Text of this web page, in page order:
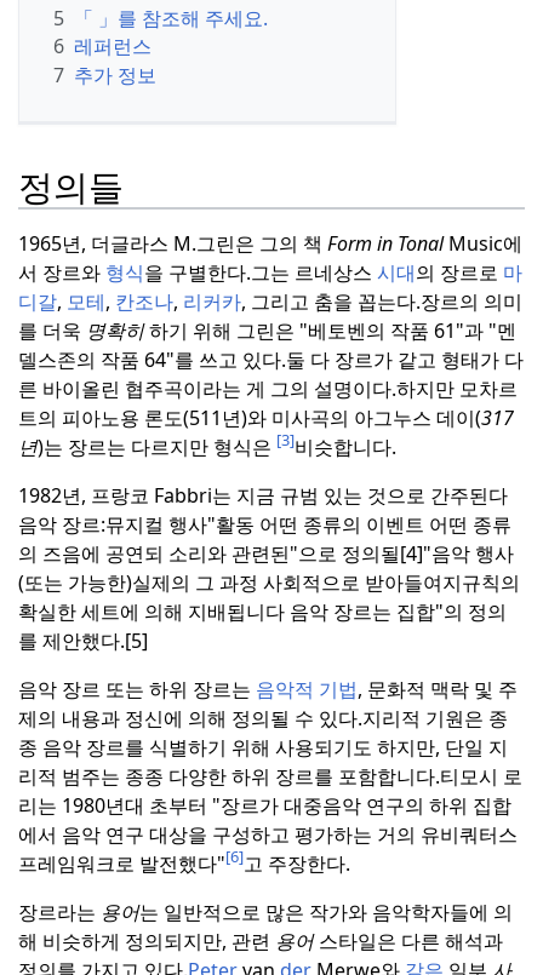
5
「 」를 참조해 주세요.
6 레퍼런스
7 추가 정보
정의들
1965년, 더글라스 M.그린은 그의 책 Form in TonalMusic에
서 장르와 형식을 구별한다.그는 르네상스 시대의 장르로 마
디갈, 모테, 칸조나, 리커카, 그리고 춤을 꼽는다.장르의 의미
를 더욱 명확히하기 위해 그린은 "베토벤의 작품 61"과 "멘
델스존의 작품 64"를 쓰고 있다.둘 다 장르가 같고 형태가 다
른 바이올린 협주곡이라는 게 그의 설명이다.하지만 모차르
트의 피아노용 론도(511년)와 미사곡의 아그누스 데이(317
년)는 장르는 다르지만 형식은 [3]비슷합니다.
1982년, 프랑코 Fabbri는 지금 규범 있는 것으로 간주된다
음악 장르:뮤지컬 행사"활동 어떤 종류의 이벤트 어떤 종류
의 즈음에 공연되 소리와 관련된"으로 정의될[4]"음악 행사
(또는 가능한)실제의 그 과정 사회적으로 받아들여지규칙의
확실한 세트에 의해 지배됩니다 음악 장르는 집합"의 정의
를 제안했다.[5]
음악 장르 또는 하위 장르는 음악적 기법, 문화적 맥락 및 주
제의 내용과 정신에 의해 정의될 수 있다.지리적 기원은 종
종 음악 장르를 식별하기 위해 사용되기도 하지만, 단일 지
리적 범주는 종종 다양한 하위 장르를 포함합니다.티모시 로
리는 1980년대 초부터 "장르가 대중음악 연구의 하위 집합
에서 음악 연구 대상을 구성하고 평가하는 거의 유비쿼터스
프레임워크로 발전했다"[6]고 주장한다.
장르라는 용어는 일반적으로 많은 작가와 음악학자들에 의
해 비슷하게 정의되지만, 관련 용어스타일은 다른 해석과